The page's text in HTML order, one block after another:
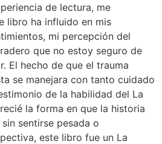
de lectura, me
libro ha influido en mis
mi percepción del
que no estoy seguro de
El hecho de que el trauma
se manejara con tanto cuidado
de la habilidad del La
la forma en que la historia
sentirse pesada o
este libro fue un La